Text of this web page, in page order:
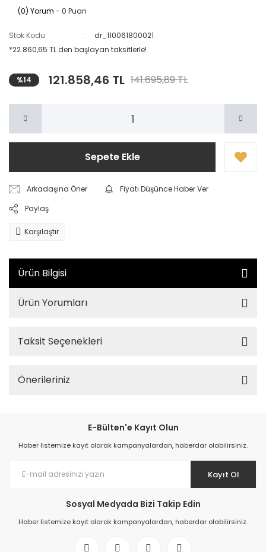
(0) Yorum - 0 Puan
Stok Kodu
dr_110061800021
*22.860,65 TL den başlayan taksitlerle!
%14 121.858,46 TL 141.695,89 TL
Sepete Ekle
Arkadaşına Öner
Fiyatı Düşünce Haber Ver
Paylaş
Karşılaştır
Ürün Bilgisi
Ürün Yorumları
Taksit Seçenekleri
Önerileriniz
E-Bülten'e Kayıt Olun
Haber listemize kayıt olarak kampanyalardan, haberdar olabilirsiniz.
Kayıt Ol
Sosyal Medyada Bizi Takip Edin
Haber listemize kayıt olarak kampanyalardan, haberdar olabilirsiniz.